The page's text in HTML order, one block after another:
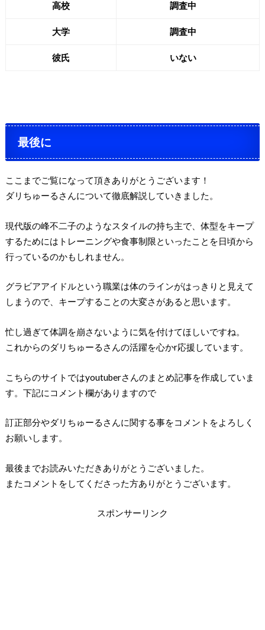
高校 調査中
大学 調査中
彼氏 いない
最後に
ここまでご覧になって頂きありがとうございます！
ダリちゅーるさんについて徹底解説していきました。
現代版の峰不二子のようなスタイルの持ち主で、体型をキープ
するためにはトレーニングや食事制限といったことを日頃から
行っているのかもしれません。
グラビアアイドルという職業は体のラインがはっきりと見えて
しまうので、キープすることの大変さがあると思います。
忙し過ぎて体調を崩さないように気を付けてほしいですね。
これからのダリちゅーるさんの活躍を心かr応援しています。
こちらのサイトではyoutuberさんのまとめ記事を作成していま
す。下記にコメント欄がありますので
訂正部分やダリちゅーるさんに関する事をコメントをよろしく
お願いします。
最後までお読みいただきありがとうございました。
またコメントをしてくださった方ありがとうございます。
スポンサーリンク